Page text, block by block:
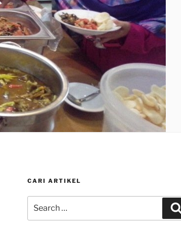
CARI ARTIKEL
for: